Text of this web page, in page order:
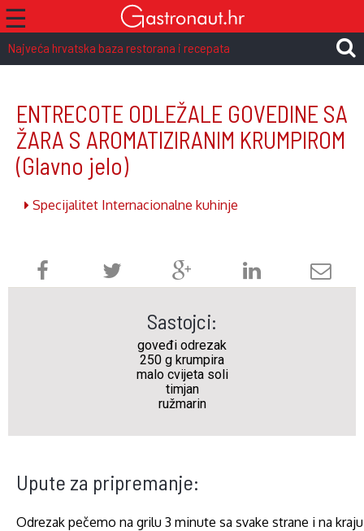
☰
Najveća hrvatska baza restorana i recepata
ENTRECOTE ODLEŽALE GOVEDINE SA
ŽARA S AROMATIZIRANIM KRUMPIROM
(Glavno jelo)
Specijalitet Internacionalne kuhinje
Sastojci:
goveđi odrezak
250 g krumpira
malo cvijeta soli
timjan
ružmarin
Upute za pripremanje:
Odrezak pečemo na grilu 3 minute sa svake strane i na kraju